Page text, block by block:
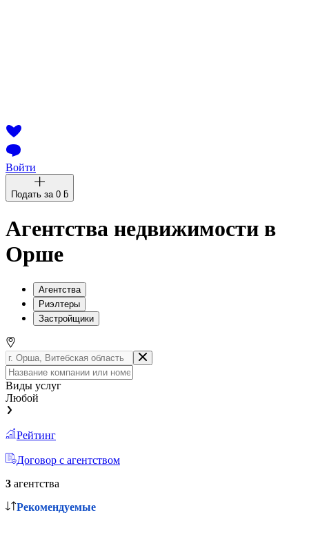
Войти
Подать за 0 ƃ
Агентства недвижимости в
Орше
Агентства
Риэлтеры
Застройщики
Виды услуг
Любой
Рейтинг
Договор с агентством
3 агентства
Рекомендуемые